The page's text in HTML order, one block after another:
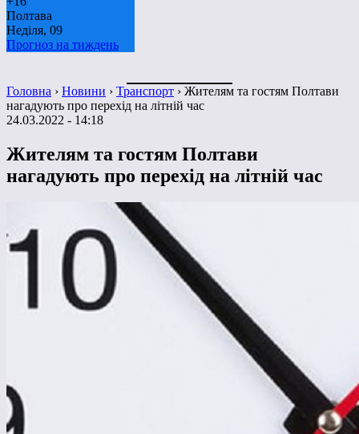
Полтава
Неділя, 09
Прогноз на тиждень
Головна › Новини › Транспорт › Жителям та гостям Полтави
нагадують про перехід на літній час
24.03.2022 - 14:18
Жителям та гостям Полтави
нагадують про перехід на літній час